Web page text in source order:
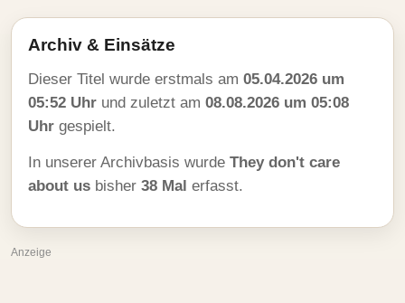
Archiv & Einsätze
Dieser Titel wurde erstmals am 05.04.2026 um
05:52 Uhr und zuletzt am 08.08.2026 um 05:08
Uhr gespielt.
In unserer Archivbasis wurde They don't care
about us bisher 38 Mal erfasst.
Anzeige